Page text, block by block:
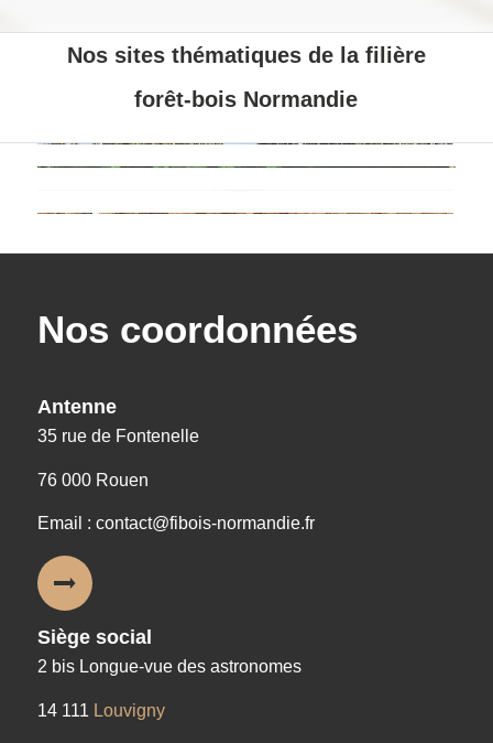
Nos sites thématiques de la filière
forêt-bois Normandie
Nos coordonnées
Antenne
35 rue de Fontenelle
76 000 Rouen
Email : contact@fibois-normandie.fr
Siège social
2 bis Longue-vue des astronomes
14 111 Louvigny